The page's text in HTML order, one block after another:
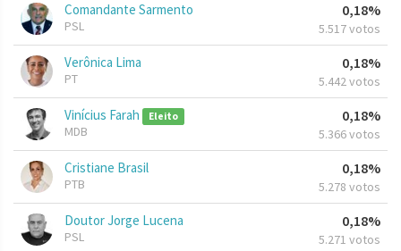
Comandante Sarmento
PSL
0,18%
5.517 votos
Verônica Lima
PT
0,18%
5.442 votos
Vinícius Farah Eleito
MDB
0,18%
5.366 votos
Cristiane Brasil
PTB
0,18%
5.278 votos
Doutor Jorge Lucena
PSL
0,18%
5.271 votos